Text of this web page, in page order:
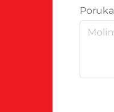
Poruka